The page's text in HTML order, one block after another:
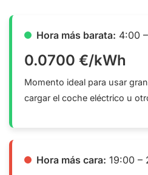
Hora más barata: 4:00
0.0700 €/kWh
Momento ideal para usar
cargar el coche eléctrico u
Hora más cara: 19:00 –